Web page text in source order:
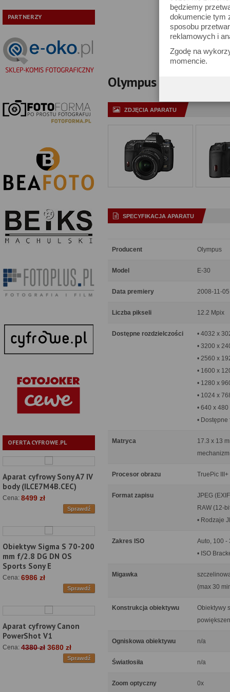
będziemy
dokumencie tym
sposobu
reklamowych i
Zgodę na
momencie.
PARTNERZY
OFERTA CYFROWE.PL
Aparat cyfrowy Sony A7 IV
body (ILCE7M4B.CEC)
Cena: 8499 zł
Sprawdź
Obiektyw Sigma S 70-200
mm f/2.8 DG DN OS
Sports Sony E
Cena: 6986 zł
Sprawdź
Aparat cyfrowy Canon
PowerShot V1
Cena: 4380 zł 3680 zł
Sprawdź
Typ:
Pokaż tylko
Olympus E-30 -
ZDJĘCIA APARATU
SPECYFIKACJA APARATU
Producent Olympus
Model E-30
Data premiery 2008-11-05
Liczba pikseli 12.2 Mpix
Dostępne rozdzielczości
• 4032 x
• 3200 x
• 2560 x
• 1600 x
• 1280 x
• 1024 x
• 640 x
•
Matryca
17.3 x 13
Procesor obrazu TruePic III+
Format zapisu
JPEG
RAW (12-
• Rodzaje
Zakres ISO
Auto, 100 -
• ISO
Migawka
(max 30
Konstrukcja obiektywu
Obiektywy
Ogniskowa obiektywu n/a
Światłosiła n/a
Zoom optyczny 0x